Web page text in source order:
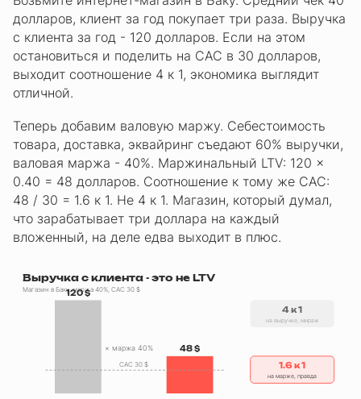
долларов, клиент за год покупает три раза. Выручка
с клиента за год - 120 долларов. Если на этом
остановиться и поделить на CAC в 30 долларов,
выходит соотношение 4 к 1, экономика выглядит
отличной.
Теперь добавим валовую маржу. Себестоимость
товара, доставка, эквайринг съедают 60% выручки,
валовая маржа - 40%. Маржинальный LTV: 120 x
0.40 = 48 долларов. Соотношение к тому же CAC:
48 / 30 = 1.6 к 1. Не 4 к 1. Магазин, который думал,
что зарабатывает три доллара на каждый
вложенный, на деле едва выходит в плюс.
Выручка с клиента - это не LTV
Магазин в Баку, маржа 40%, CAC 30 $
120 $
× маржа 40% 48 $
CAC 30 $
4 к 1
на выручке, мираж
1.6 к 1
на марже, правда